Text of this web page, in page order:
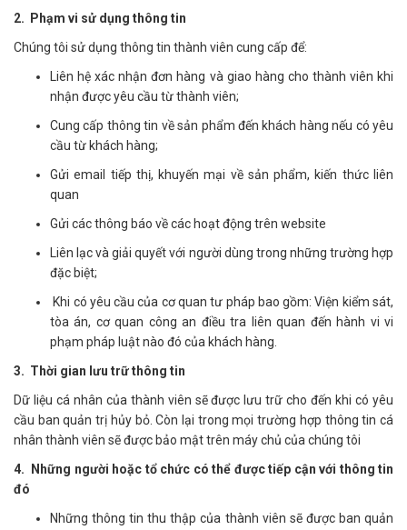
2. Phạm vi sử dụng thông tin
Chúng tôi sử dụng thông tin thành viên cung cấp để:
Liên hệ xác nhận đơn hàng và giao hàng cho thành viên khi
nhận được yêu cầu từ thành viên;
Cung cấp thông tin về sản phẩm đến khách hàng nếu có yêu
cầu từ khách hàng;
Gửi email tiếp thị, khuyến mại về sản phẩm, kiến thức liên
quan
Gửi các thông báo về các hoạt động trên website
Liên lạc và giải quyết với người dùng trong những trường hợp
đặc biệt;
Khi có yêu cầu của cơ quan tư pháp bao gồm: Viện kiểm sát,
tòa án, cơ quan công an điều tra liên quan đến hành vi vi
phạm pháp luật nào đó của khách hàng.
3. Thời gian lưu trữ thông tin
Dữ liệu cá nhân của thành viên sẽ được lưu trữ cho đến khi có yêu
cầu ban quản trị hủy bỏ. Còn lại trong mọi trường hợp thông tin cá
nhân thành viên sẽ được bảo mật trên máy chủ của chúng tôi
4. Những người hoặc tổ chức có thể được tiếp cận với thông tin
đó
Những thông tin thu thập của thành viên sẽ được ban quản